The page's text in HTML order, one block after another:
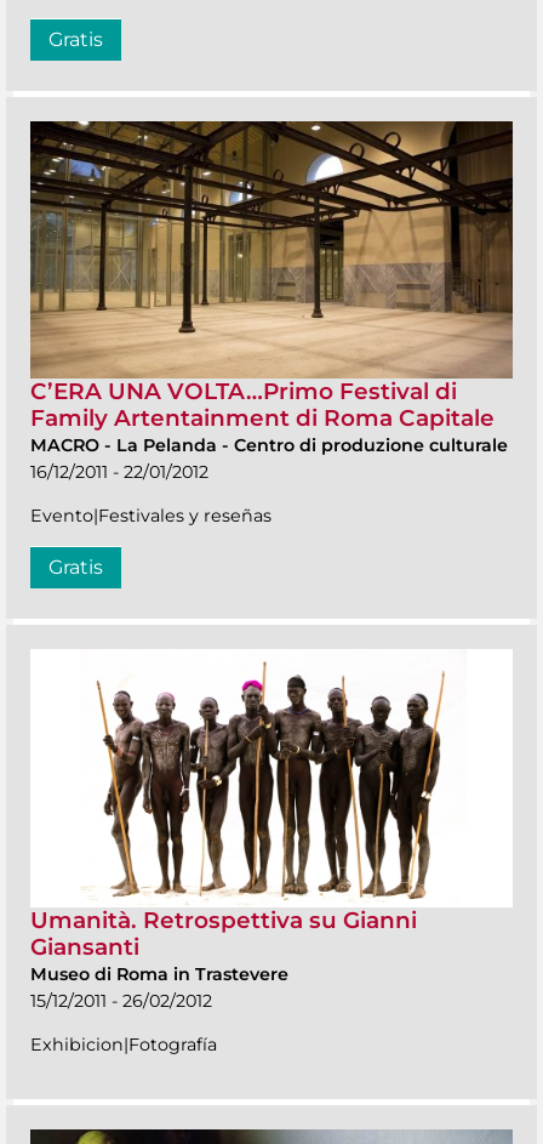
Gratis
C’ERA UNA VOLTA…Primo Festival di
Family Artentainment di Roma Capitale
MACRO - La Pelanda - Centro di produzione culturale
16/12/2011 - 22/01/2012
Evento|Festivales y reseñas
Gratis
Umanità. Retrospettiva su Gianni
Giansanti
Museo di Roma in Trastevere
15/12/2011 - 26/02/2012
Exhibicion|Fotografía